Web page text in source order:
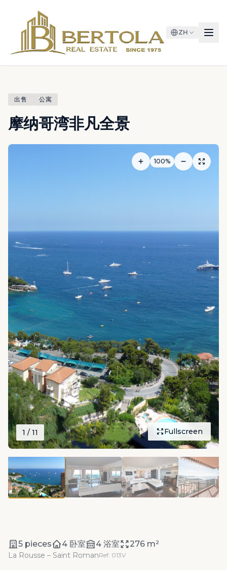
ZH
出售 公寓
摩纳哥湾非凡全景
100%
Fullscreen
1 / 11
5 pieces 4 卧室 4 浴室 276 m²
La Rousse – Saint RomanRef: 013V